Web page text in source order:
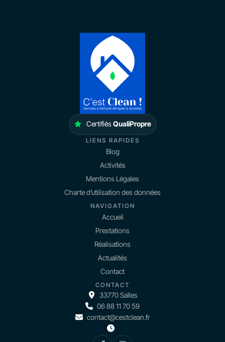
CertifiésQualiPropre
LIENS RAPIDES
Blog
Activités
Mentions Légales
Charte d’utilisation des données
NAVIGATION
Accueil
Prestations
Réalisations
Actualités
Contact
CONTACT
33770 Salles
06 88 11 70 59
contact@cestclean.fr